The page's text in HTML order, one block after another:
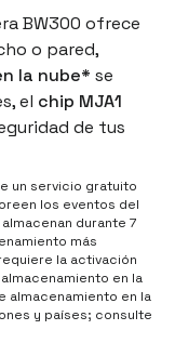
BW300 ofrece
o pared,
la nube* se
el chip MJA1
de tus
un servicio gratuito
los eventos del
durante 7
más
la activación
en la
almacenamiento en la
y países; consulte